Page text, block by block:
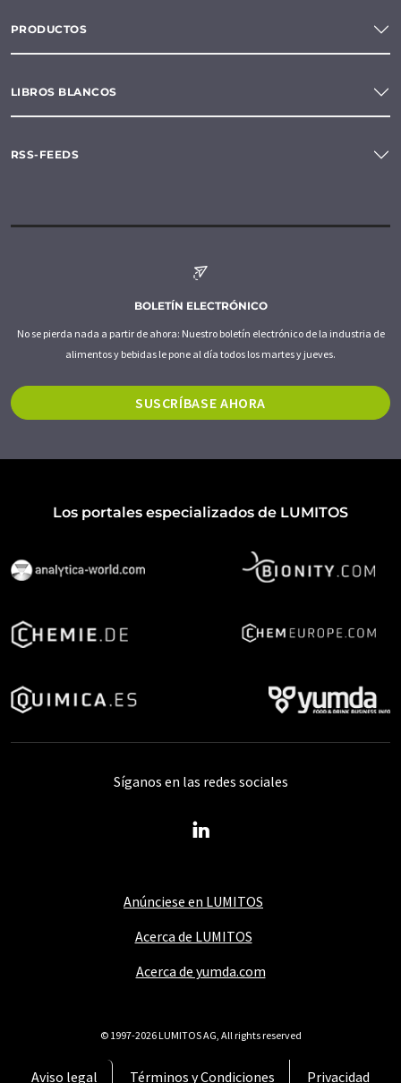
PRODUCTOS
LIBROS BLANCOS
RSS-FEEDS
BOLETÍN ELECTRÓNICO
No se pierda nada a partir de ahora: Nuestro boletín electrónico de la industria de
alimentos y bebidas le pone al día todos los martes y jueves.
SUSCRÍBASE AHORA
Los portales especializados de LUMITOS
Anúnciese en LUMITOS
Acerca de LUMITOS
Acerca de yumda.com
Aviso legal Términos y Condiciones Privacidad
Síganos en las redes sociales
© 1997-2026 LUMITOS AG, All rights reserved